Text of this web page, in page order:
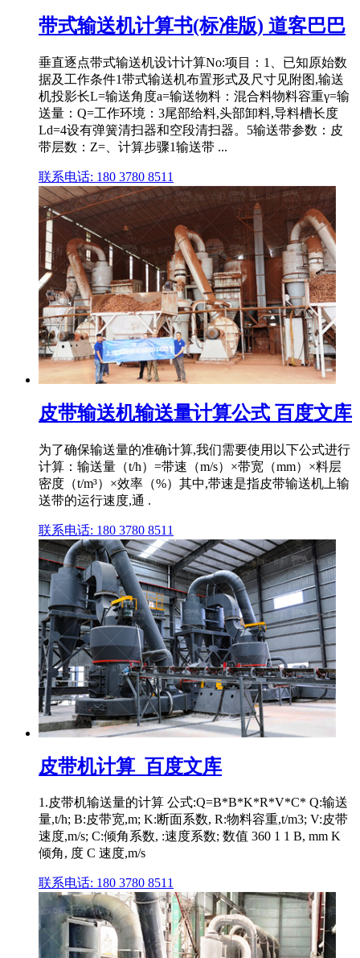
带式输送机计算书(标准版) 道客巴巴
垂直逐点带式输送机设计计算No:项目：1、已知原始数
据及工作条件1带式输送机布置形式及尺寸见附图,输送
机投影长L=输送角度a=输送物料：混合料物料容重γ=输
送量：Q=工作环境：3尾部给料,头部卸料,导料槽长度
Ld=4设有弹簧清扫器和空段清扫器。5输送带参数：皮
带层数：Z=、计算步骤1输送带 ...
联系电话: 180 3780 8511
皮带输送机输送量计算公式 百度文库
为了确保输送量的准确计算,我们需要使用以下公式进行
计算：输送量（t/h）=带速（m/s）×带宽（mm）×料层
密度（t/m³）×效率（%）其中,带速是指皮带输送机上输
送带的运行速度,通 .
联系电话: 180 3780 8511
皮带机计算_百度文库
1.皮带机输送量的计算 公式:Q=B*B*K*R*V*C* Q:输送
量,t/h; B:皮带宽,m; K:断面系数, R:物料容重,t/m3; V:皮带
速度,m/s; C:倾角系数, :速度系数; 数值 360 1 1 B, mm K
倾角, 度 C 速度,m/s
联系电话: 180 3780 8511